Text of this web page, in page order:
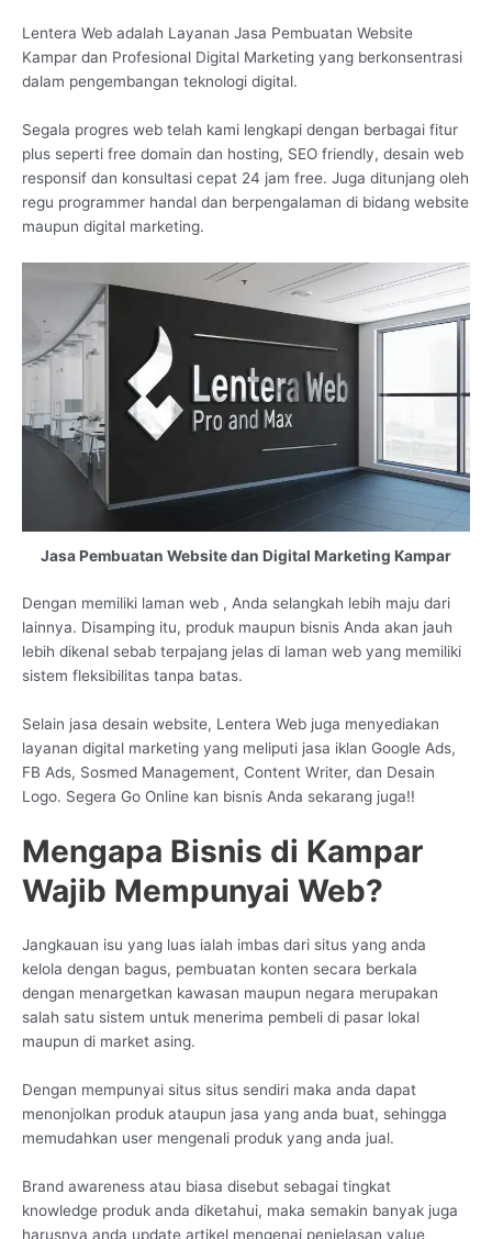
Lentera Web adalah Layanan Jasa Pembuatan Website
Kampar dan Profesional Digital Marketing yang berkonsentrasi
dalam pengembangan teknologi digital.
Segala progres web telah kami lengkapi dengan berbagai fitur
plus seperti free domain dan hosting, SEO friendly, desain web
responsif dan konsultasi cepat 24 jam free. Juga ditunjang oleh
regu programmer handal dan berpengalaman di bidang website
maupun digital marketing.
Jasa Pembuatan Website dan Digital Marketing Kampar
Dengan memiliki laman web , Anda selangkah lebih maju dari
lainnya. Disamping itu, produk maupun bisnis Anda akan jauh
lebih dikenal sebab terpajang jelas di laman web yang memiliki
sistem fleksibilitas tanpa batas.
Selain jasa desain website, Lentera Web juga menyediakan
layanan digital marketing yang meliputi jasa iklan Google Ads,
FB Ads, Sosmed Management, Content Writer, dan Desain
Logo. Segera Go Online kan bisnis Anda sekarang juga!!
Mengapa Bisnis di Kampar
Wajib Mempunyai Web?
Jangkauan isu yang luas ialah imbas dari situs yang anda
kelola dengan bagus, pembuatan konten secara berkala
dengan menargetkan kawasan maupun negara merupakan
salah satu sistem untuk menerima pembeli di pasar lokal
maupun di market asing.
Dengan mempunyai situs situs sendiri maka anda dapat
menonjolkan produk ataupun jasa yang anda buat, sehingga
memudahkan user mengenali produk yang anda jual.
Brand awareness atau biasa disebut sebagai tingkat
knowledge produk anda diketahui, maka semakin banyak juga
harusnya anda update artikel mengenai penjelasan value